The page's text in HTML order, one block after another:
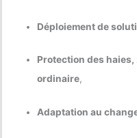
Déploiement de
Protection des
ordinaire,
Adaptation au